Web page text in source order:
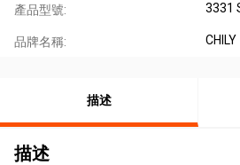
產品型號: 3331
品牌名稱: CHILY
描述
描述